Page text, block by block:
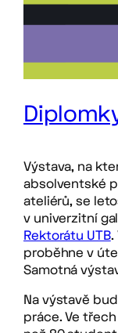
Výstava, na
absolventské
ateliérů, se
v univerzitní
Rektorátu UTB.
proběhne v
Samotná
Na výstavě
práce. Ve